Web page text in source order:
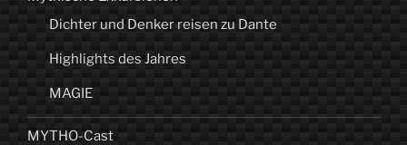
Dichter und Denker reisen zu Dante
Highlights des Jahres
MAGIE
MYTHO-Cast